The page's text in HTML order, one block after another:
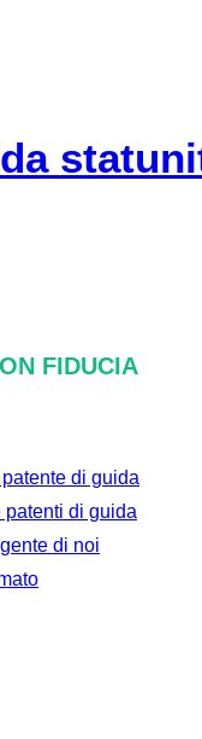
FIDUCIA
di guida
patenti di guida
di noi